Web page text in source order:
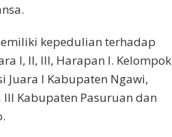
kepedulian terhadap
I, II, III, Harapan I. Kelompok
Juara I Kabupaten Ngawi,
Kabupaten Pasuruan dan